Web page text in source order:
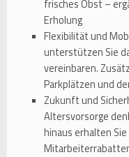
frisches Obst –
Erholung
Flexibilität und
unterstützen Sie
vereinbaren.
Parkplätzen und
Zukunft und
Altersvorsorge
hinaus erhalten